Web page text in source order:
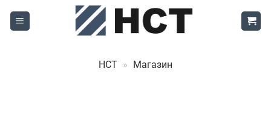
НСТ » Магазин